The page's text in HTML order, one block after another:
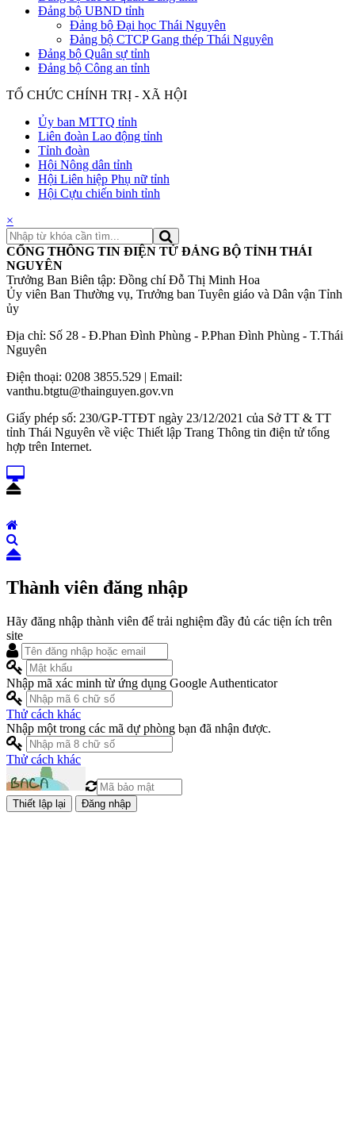
Đảng bộ UBND tỉnh
Đảng bộ Đại học Thái Nguyên
Đảng bộ CTCP Gang thép Thái Nguyên
Đảng bộ Quân sự tỉnh
Đảng bộ Công an tỉnh
TỔ CHỨC CHÍNH TRỊ - XÃ HỘI
Ủy ban MTTQ tỉnh
Liên đoàn Lao động tỉnh
Tỉnh đoàn
Hội Nông dân tỉnh
Hội Liên hiệp Phụ nữ tỉnh
Hội Cựu chiến binh tỉnh
×
CỔNG THÔNG TIN ĐIỆN TỬ ĐẢNG BỘ TỈNH THÁI
NGUYÊN
Trưởng Ban Biên tập: Đồng chí Đỗ Thị Minh Hoa
Ủy viên Ban Thường vụ, Trưởng ban Tuyên giáo và Dân vận Tỉnh
ủy
Địa chỉ: Số 28 - Đ.Phan Đình Phùng - P.Phan Đình Phùng - T.Thái
Nguyên
Điện thoại: 0208 3855.529 | Email:
vanthu.btgtu@thainguyen.gov.vn
Giấy phép số: 230/GP-TTĐT ngày 23/12/2021 của Sở TT & TT
tỉnh Thái Nguyên về việc Thiết lập Trang Thông tin điện tử tổng
hợp trên Internet.
Thành viên đăng nhập
Hãy đăng nhập thành viên để trải nghiệm đầy đủ các tiện ích trên
site
Nhập mã xác minh từ ứng dụng Google Authenticator
Thử cách khác
Nhập một trong các mã dự phòng bạn đã nhận được.
Thử cách khác
Đăng nhập